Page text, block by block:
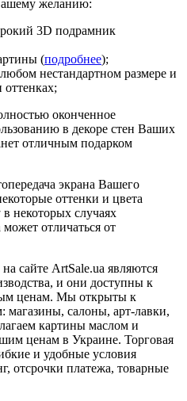
желанию:
3D подрамник
(подробнее);
нестандартном размере и
оттенках;
оконченное
в декоре стен Ваших
отличным подарком
экрана Вашего
оттенки и цвета
некоторых случаях
отличаться от
сайте ArtSale.ua являются
и они доступны к
ценам. Мы открыты к
магазины, салоны, арт-лавки,
картины маслом и
ценам в Украине. Торговая
и удобные условия
отсрочки платежа, товарные